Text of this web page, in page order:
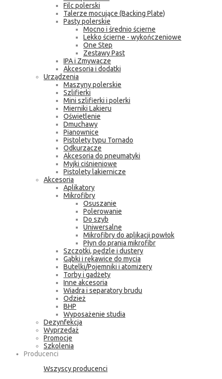
Filc polerski
Talerze mocujące (Backing Plate)
Pasty polerskie
Mocno i średnio ścierne
Lekko ścierne - wykończeniowe
One Step
Zestawy Past
IPA i Zmywacze
Akcesoria i dodatki
Urządzenia
Maszyny polerskie
Szlifierki
Mini szlifierki i polerki
Mierniki Lakieru
Oświetlenie
Dmuchawy
Pianownice
Pistolety typu Tornado
Odkurzacze
Akcesoria do pneumatyki
Myjki ciśnieniowe
Pistolety lakiernicze
Akcesoria
Aplikatory
Mikrofibry
Osuszanie
Polerowanie
Do szyb
Uniwersalne
Mikrofibry do aplikacji powłok
Płyn do prania mikrofibr
Szczotki, pędzle i dustery
Gąbki i rękawice do mycia
Butelki/Pojemniki i atomizery
Torby i gadżety
Inne akcesoria
Wiadra i separatory brudu
Odzież
BHP
Wyposażenie studia
Dezynfekcja
Wyprzedaż
Promocje
Szkolenia
Producenci
Wszyscy producenci